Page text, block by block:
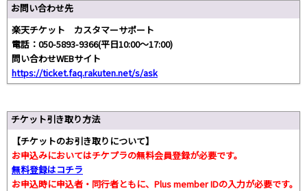
お問い合わせ先
楽天チケット カスタマーサポート
電話：050-5893-9366(平日10:00～17:00)
問い合わせWEBサイト
https://ticket.faq.rakuten.net/s/ask
チケット引き取り方法
【チケットのお引き取りについて】
お申込みにおいてはチケプラの無料会員登録が必要です。
無料登録はコチラ
お申込時に申込者・同行者ともに、Plus member IDの入力が必要です。